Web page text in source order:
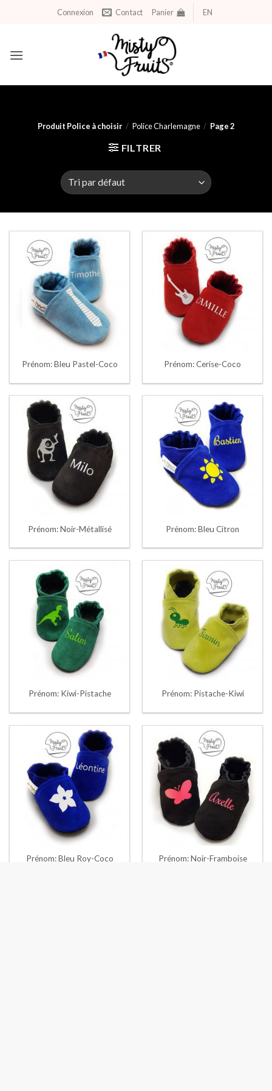
Connexion Contact Panier EN
Produit Police à choisir / Police Charlemagne / Page 2
FILTRER
Prénom: Bleu Pastel-Coco Prénom: Cerise-Coco
Prénom: Noir-Métallisé Prénom: Bleu Citron
Prénom: Kiwi-Pistache Prénom: Pistache-Kiwi
Prénom: Bleu Roy-Coco Prénom: Noir-Framboise